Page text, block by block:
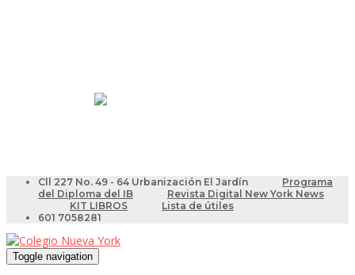
Cll 227 No. 49 - 64 Urbanización El Jardín
Programa
del Diploma del IB
Revista Digital New York News
KIT LIBROS
Lista de útiles
601 7058281
Toggle navigation